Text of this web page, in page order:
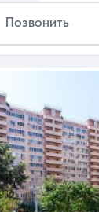
Позвонить